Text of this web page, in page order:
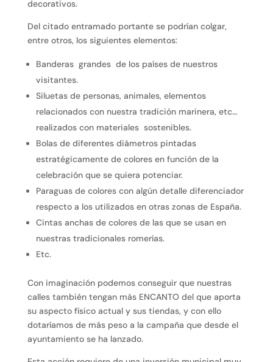
decorativos.
Del citado entramado portante se podrían colgar,
entre otros, los siguientes elementos:
Banderas grandes de los países de nuestros
visitantes.
Siluetas de personas, animales, elementos
relacionados con nuestra tradición marinera, etc…
realizados con materiales sostenibles.
Bolas de diferentes diámetros pintadas
estratégicamente de colores en función de la
celebración que se quiera potenciar.
Paraguas de colores con algún detalle diferenciador
respecto a los utilizados en otras zonas de España.
Cintas anchas de colores de las que se usan en
nuestras tradicionales romerías.
Etc.
Con imaginación podemos conseguir que nuestras
calles también tengan más ENCANTO del que aporta
su aspecto físico actual y sus tiendas, y con ello
dotaríamos de más peso a la campaña que desde el
ayuntamiento se ha lanzado.